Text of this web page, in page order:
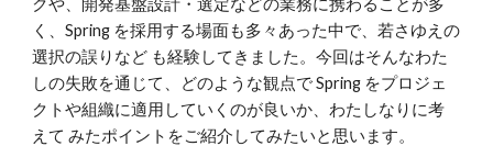
クや、開発基盤設計・選定などの業務に携わることが多
く、Spring を採用する場面も多々あった中で、若さゆえの
選択の誤りなど も経験してきました。今回はそんなわた
しの失敗を通じて、どのような観点で Spring をプロジェ
クトや組織に適用していくのが良いか、わたしなりに考
えて みたポイントをご紹介してみたいと思います。